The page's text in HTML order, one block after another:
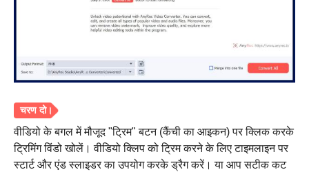
वीडियो के बगल में मौजूद "ट्रिम" बटन (कैंची का आइकन) पर क्लिक करके
ट्रिमिंग विंडो खोलें। वीडियो क्लिप को ट्रिम करने के लिए टाइमलाइन पर
स्टार्ट और एंड स्लाइडर का उपयोग करके ड्रैग करें। या आप सटीक कट